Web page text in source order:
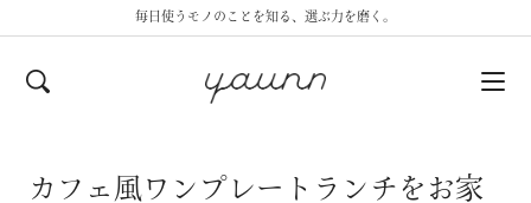
毎日使うモノのことを知る、選ぶ力を磨く。
カフェ風ワンプレートランチをお家